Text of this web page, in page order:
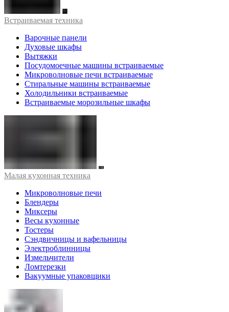
Встраиваемая техника
Варочные панели
Духовые шкафы
Вытяжки
Посудомоечные машины встраиваемые
Микроволновые печи встраиваемые
Стиральные машины встраиваемые
Холодильники встраиваемые
Встраиваемые морозильные шкафы
Малая кухонная техника
Микроволновые печи
Блендеры
Миксеры
Весы кухонные
Тостеры
Сэндвичницы и вафельницы
Электроблинницы
Измельчители
Ломтерезки
Вакуумные упаковщики